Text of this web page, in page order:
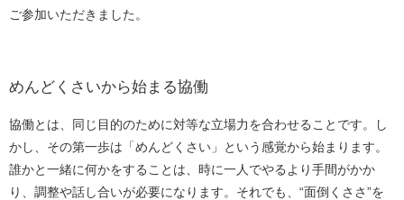
ご参加いただきました。
めんどくさいから始まる協働
協働とは、同じ目的のために対等な立場力を合わせることです。し
かし、その第一歩は「めんどくさい」という感覚から始まります。
誰かと一緒に何かをすることは、時に一人でやるより手間がかか
り、調整や話し合いが必要になります。それでも、“面倒くささ”を